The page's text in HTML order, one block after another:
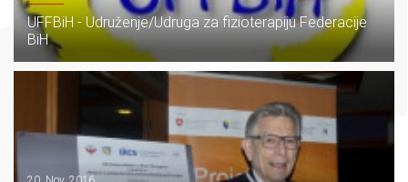
UFFBiH - Udruženje/Udruga za fizioterapiju Federacije
BiH